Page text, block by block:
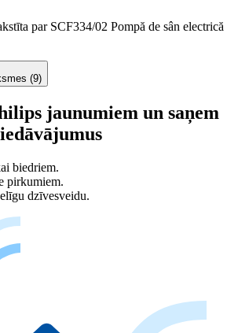
par SCF334/02 Pompă de sân electrică
(9)
jaunumiem un saņem
biedriem.
pirkumiem.
dzīvesveidu.